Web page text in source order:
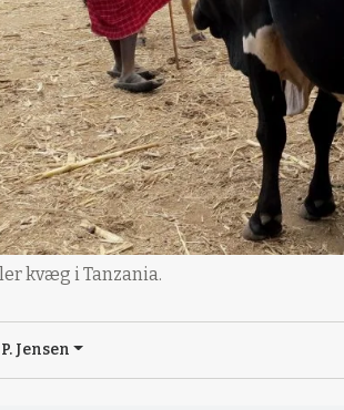
kvæg i Tanzania.
Jensen